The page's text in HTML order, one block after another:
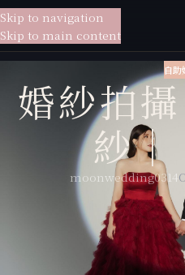
貳月婚紗
Skip to navigation
Skip to main content
自助
婚紗拍
紗
moonwedding0314
婚紗攝影：
新娘秘書：貳
拍攝地點：貳月攝影